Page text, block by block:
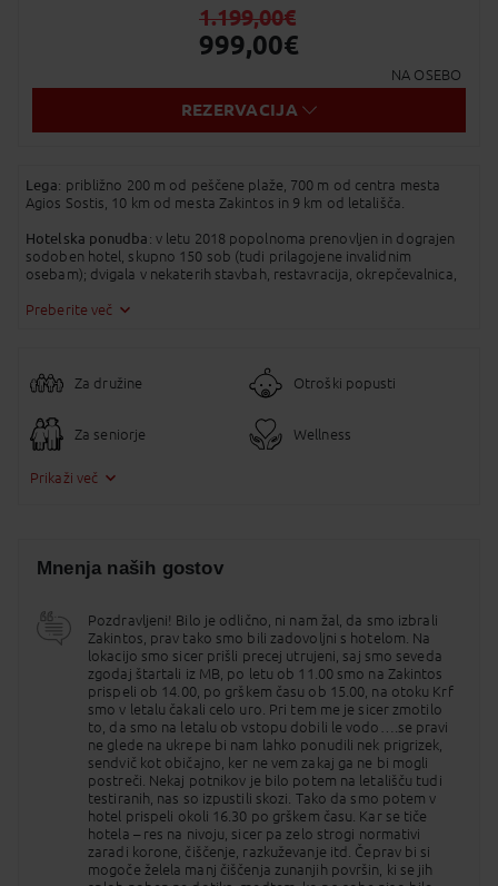
1.199,00€
999,00€
NA OSEBO
REZERVACIJA
Lega: približno 200 m od peščene plaže, 700 m od centra mesta
Agios Sostis, 10 km od mesta Zakintos in 9 km od letališča.
Hotelska ponudba : v letu 2018 popolnoma prenovljen in dograjen
sodoben hotel, skupno 150 sob (tudi prilagojene invalidnim
osebam); dvigala v nekaterih stavbah, restavracija, okrepčevalnica,
brezžični internet pri recepciji, možnost brezplačnega parkiranja.
Standardne sobe: klimatska naprava, kopalnica z wc-jem, sušilec za
lase, telefon, sat-tv, brezžični internet, grelnik vode za kavo ali čaj,
mini hladilnik, sef (plačilo 20 eur / teden), balkon ali terasa. Možno
dodatno ležišče.
Družinske sobe
: enaka oprema kot standardne, prostornejše. Možni
dve dodatni ležišči (glede na hotelski hišni red možna namestitev le
družin, ne npr. dveh parov, ter min. 4 gostje).
Šport:
fitnes
Wellness: jacuzzi, masaže, savna, različni tretmaji.
Vse vključeno
:
Pijača in hrana je na voljo ob določenih urah v baru/restavraciji 10.00-
23.00. Program je informativen, natančnega prejmete v hotelu.
samopostrežni zajtrk, kosilo in večerja, zgodnji zajtrk;
prigrizki;
določene lokalne točene alkoholne in brezalkoholne pijače v
Waterfall Bar in Ionian Bar, naenkrat lahko vzamete en
kozarec pijače na osebo;
fitnes,
ležalniki in senčniki ob bazenu, brezžični internet pri recepciji.
Za plačilo: vse po 23.00, določene uvožene, premium ter vse
ustekleničene pijače, naravni sokovi, grška kava, ter vse, kar ni navedeno
pod storitev »vse vključeno«.
Palmini namigi: popolnoma prenovljen hotel, mirna lokacija blizu
Preberite več
Za družine Otroški popusti
Za seniorje Wellness
Prikaži več
Mnenja naših gostov
Pozdravljeni! Bilo je odlično, ni nam žal, da smo izbrali
Zakintos, prav tako smo bili zadovoljni s hotelom. Na
lokacijo smo sicer prišli precej utrujeni, saj smo seveda
zgodaj štartali iz MB, po letu ob 11.00 smo na Zakintos
prispeli ob 14.00, po grškem času ob 15.00, na otoku Krf
smo v letalu čakali celo uro. Pri tem me je sicer zmotilo
to, da smo na letalu ob vstopu dobili le vodo….se pravi
ne glede na ukrepe bi nam lahko ponudili nek prigrizek,
sendvič kot običajno, ker ne vem zakaj ga ne bi mogli
postreči. Nekaj potnikov je bilo potem na letališču tudi
testiranih, nas so izpustili skozi. Tako da smo potem v
hotel prispeli okoli 16.30 po grškem času. Kar se tiče
hotela – res na nivoju, sicer pa zelo strogi normativi
zaradi korone, čiščenje, razkuževanje itd. Čeprav bi si
mogoče želela manj čiščenja zunanjih površin, ki se jih